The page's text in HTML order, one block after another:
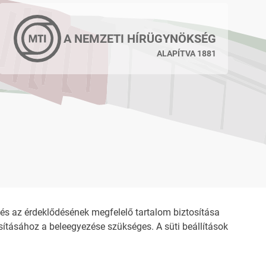
az érdeklődésének megfelelő tartalom biztosítása
a beleegyezése szükséges. A süti beállítások
A NEMZETI HÍRÜGYNÖKSÉG
ALAPÍTVA 1881